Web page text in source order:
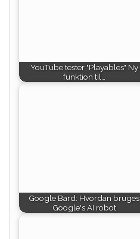
YouTube tester "Playables" Ny
funktion til…
Google Bard: Hvordan bruges
Google's AI robot